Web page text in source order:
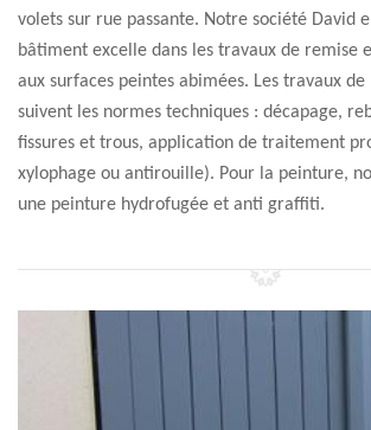
volets sur rue passante. Notre société David
bâtiment excelle dans les travaux de remise
aux surfaces peintes abimées. Les travaux
suivent les normes techniques : décapage,
fissures et trous, application de traitement
xylophage ou antirouille). Pour la peinture,
une peinture hydrofugée et anti graffiti.